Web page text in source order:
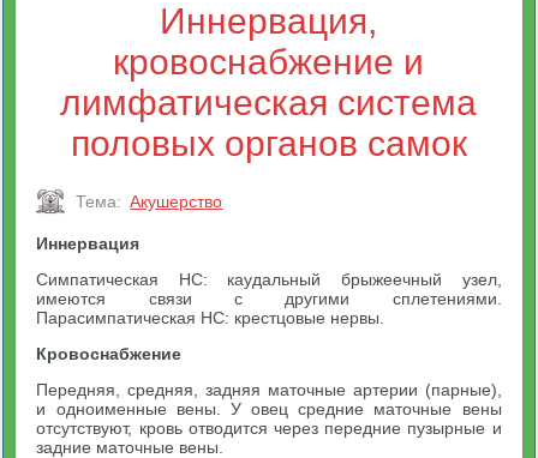
Иннервация,
кровоснабжение и
лимфатическая система
половых органов самок
Тема: Акушерство
Иннервация
Симпатическая НС: каудальный брыжеечный узел,
имеются связи с другими сплетениями.
Парасимпатическая НС: крестцовые нервы.
Кровоснабжение
Передняя, средняя, задняя маточные артерии (парные),
и одноименные вены. У овец средние маточные вены
отсутствуют, кровь отводится через передние пузырные и
задние маточные вены.